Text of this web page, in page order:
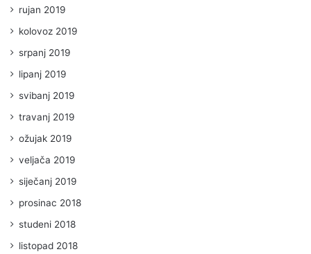
rujan 2019
kolovoz 2019
srpanj 2019
lipanj 2019
svibanj 2019
travanj 2019
ožujak 2019
veljača 2019
siječanj 2019
prosinac 2018
studeni 2018
listopad 2018